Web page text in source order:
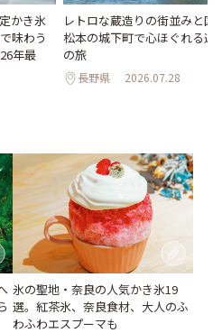
かき氷
味わう
年最
レトロな蔵造りの街並みと国
松本の城下町で心ほぐれる週
の旅
長野県 2026.07.28
氷の聖地・奈良の人気かき氷19
選。紅茶氷、奈良食材、大人のふ
わふわエスプーマも